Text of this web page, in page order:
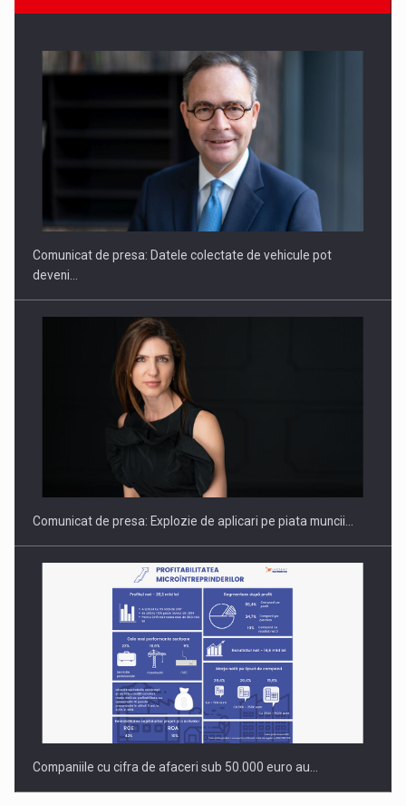
ROOTED IN ROMANIA, BUILT TO DELIVER TECHNOLOGY FOR
PUTTING ROMANIAN CORPORATE COMPANIES ON THE
INTERNATIONAL BUSINESS SCENE
Comunicat de presa: Datele colectate de vehicule pot
deveni…
Comunicat de presa: Explozie de aplicari pe piata muncii…
Companiile cu cifra de afaceri sub 50.000 euro au…